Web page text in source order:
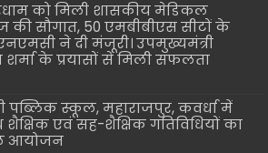
को मिली शासकीय मेडिकल
की सौगात, 50 एमबीबीएस सीटों के
ने दी मंजूरी। उपमुख्यमंत्री
शर्मा के प्रयासों से मिली सफलता
पब्लिक स्कूल, महाराजपुर, कवर्धा में
शैक्षिक एवं सह-शैक्षिक गतिविधियों का
आयोजन